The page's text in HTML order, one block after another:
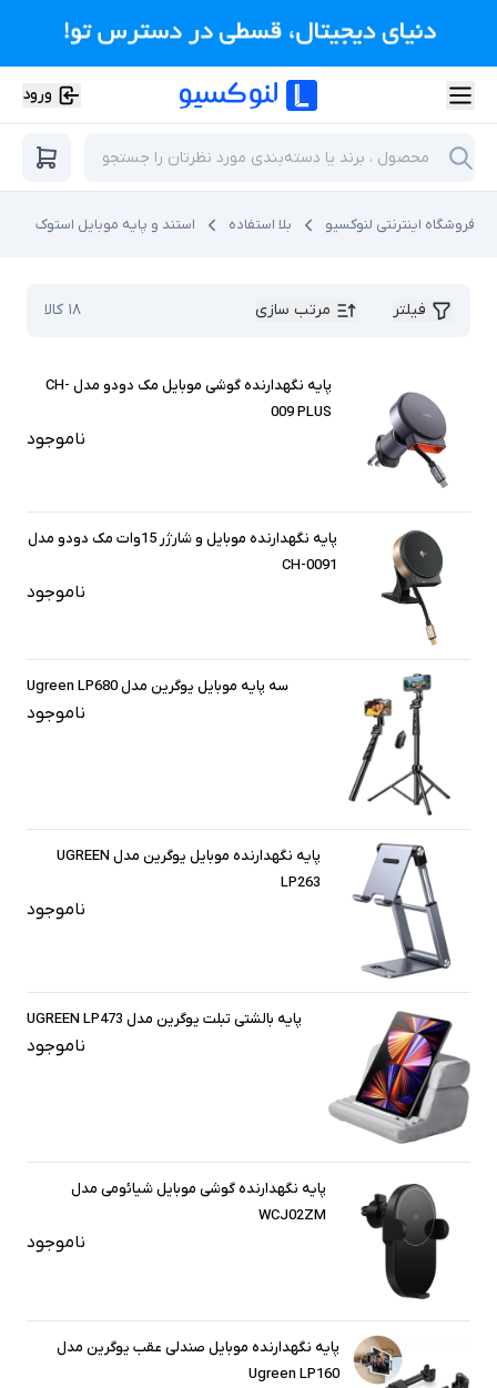
ورود
فروشگاه اینترنتی لنوکسیو بلا استفاده استند و پایه موبایل استوک
فیلتر مرتب سازی ۱۸ کالا
پایه نگهدارنده گوشی موبایل مک دودو مدل CH-
009 PLUS
ناموجود
پایه نگهدارنده موبایل و شارژر 15وات مک دودو مدل
CH-0091
ناموجود
سه پایه موبایل یوگرین مدل Ugreen LP680
ناموجود
پایه نگهدارنده موبایل یوگرین مدل UGREEN
LP263
ناموجود
پایه بالشتی تبلت یوگرین مدل UGREEN LP473
ناموجود
پایه نگهدارنده گوشی موبایل شیائومی مدل
WCJ02ZM
ناموجود
پایه نگهدارنده موبایل صندلی عقب یوگرین مدل
Ugreen LP160